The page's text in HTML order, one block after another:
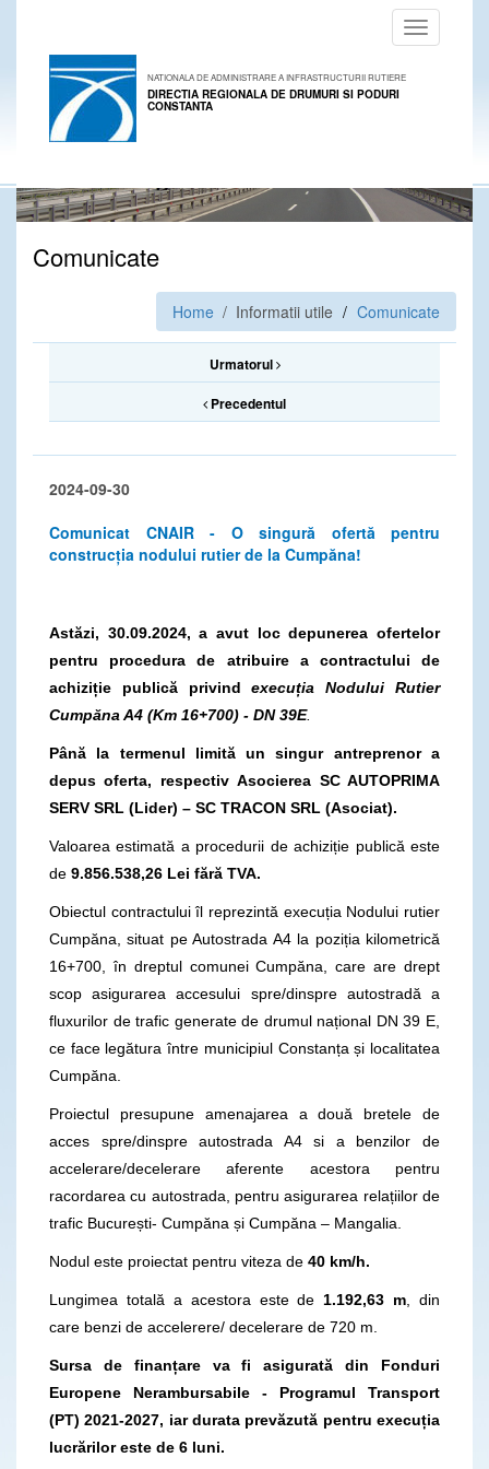
Toggle
navigation
NATIONALA DE ADMINISTRARE A INFRASTRUCTURII RUTIERE
DIRECTIA REGIONALA DE DRUMURI SI PODURI
CONSTANTA
Comunicate
Home / Informatii utile Comunicate
Urmatorul
Precedentul
2024-09-30
Comunicat CNAIR - O singură ofertă pentru
construcția nodului rutier de la Cumpăna!
Astăzi, 30.09.2024, a avut loc depunerea ofertelor
pentru procedura de atribuire a contractului de
achiziție publică privind
execuția Nodului Rutier
Cumpăna A4 (Km 16+700) - DN 39E.
Până la termenul limită un singur antreprenor a
depus oferta, respectivAsocierea SC AUTOPRIMA
SERV SRL (Lider) – SC TRACON SRL (Asociat).
Valoarea estimată a procedurii de achiziție publică este
de 9.856.538,26 Lei fără TVA.
Obiectul contractului îl reprezintă execuția Nodului rutier
Cumpăna, situat pe Autostrada A4 la poziția kilometrică
16+700, în dreptul comunei Cumpăna, care are drept
scop asigurarea accesului spre/dinspre autostradă a
fluxurilor de trafic generate de drumul național DN 39 E,
ce face legătura între municipiul Constanța și localitatea
Cumpăna.
Proiectul presupune amenajarea a două bretele de
acces spre/dinspre autostrada A4 si a benzilor de
accelerare/decelerare aferente acestora pentru
racordarea cu autostrada, pentru asigurarea relațiilor de
trafic București- Cumpăna și Cumpăna – Mangalia.
Nodul este proiectat pentru viteza de 40 km/h.
Lungimea totală a acestora este de 1.192,63 m , din
care benzi de accelerere/ decelerare de 720 m.
Sursa de finanțare va fi asigurată din Fonduri
Europene Nerambursabile - Programul Transport
(PT) 2021-2027, iar durata prevăzută pentru execuția
lucrărilor este de 6 luni.